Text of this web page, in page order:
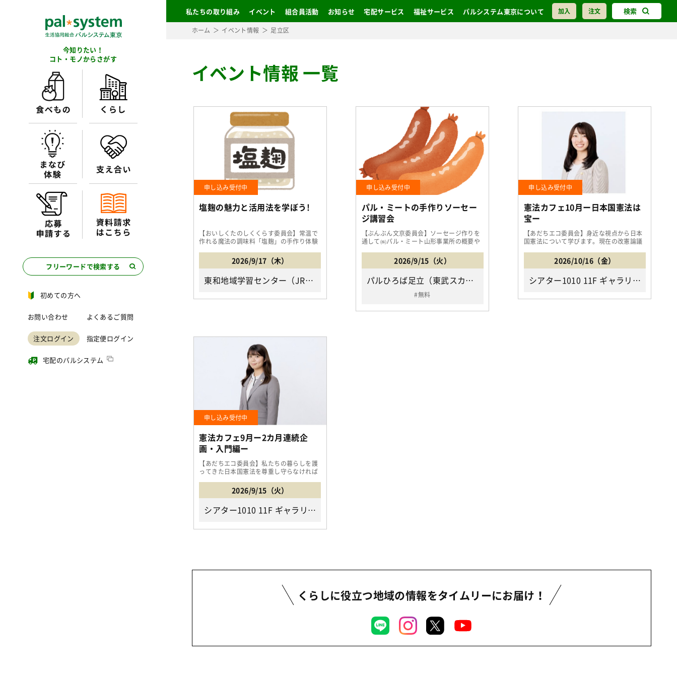
加入 注文 検索
私たちの取り組み イベント 組合員活動 お知らせ 宅配サービス 福祉サービス パルシステム東京について
今知りたい！
コト・モノからさがす
フリーワードで検索する
初めての方へ
お問い合わせ よくあるご質問
注文ログイン 指定便ログイン
宅配のパルシステム
ホーム イベント情報 足立区
イベント情報 一覧
申し込み受付中
塩麹の魅力と活用法を学ぼう!
【おいしくたのしくくらす委員会】常温で
作れる魔法の調味料「塩麹」の手作り体験
2026/9/17（木）
東和地域学習センター（JR「亀有駅」北口1番のりばよりバス[佐野・六ツ木循環]にて「東和二丁目バス停」または「東和三丁目バス停」下車徒歩3分/足立区東和3-12-9）
申し込み受付中
パル・ミートの手作りソーセー
ジ講習会
【ぶんぶん文京委員会】ソーセージ作りを
通して㈱パル・ミート山形事業所の概要や
2026/9/15（火）
パルひろば足立（東武スカイツリーライン「梅島駅」下車徒歩15分、JR・東京メトロ・東武スカイツリーライン・つくばエクスプレス「北千住駅」西口より都バス47「足立区役所前バス停」下車徒歩3分/足立区中央本町4-3-23 足立福祉棟3階）
無料
申し込み受付中
憲法カフェ10月ー日本国憲法は
宝ー
【あだちエコ委員会】身近な視点から日本
国憲法について学びます。現在の改憲論議
2026/10/16（金）
シアター1010 11F ギャラリーA （JR・東武スカイツリーライン・地下鉄「北千住駅」下車 西口徒歩1分/足立区千住3-92千住ミルディスⅠ番館）
申し込み受付中
憲法カフェ9月ー2カ月連続企
画・入門編ー
【あだちエコ委員会】私たちの暮らしを護
ってきた日本国憲法を尊重し守らなければ
2026/9/15（火）
シアター1010 11F ギャラリーA （JR・東武スカイツリーライン・地下鉄「北千住駅」下車徒歩1分/足立区千住3-92千住ミルディスⅠ番館）
くらしに役立つ地域の情報をタイムリーにお届け！